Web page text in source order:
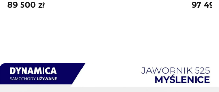
89 500 zł 97